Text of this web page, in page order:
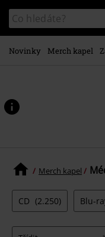
hlavnímu
obsahu
Katalog
vyhledávání
Novinky Merch kapel
Merch kapel
CD (2.250) Blu-